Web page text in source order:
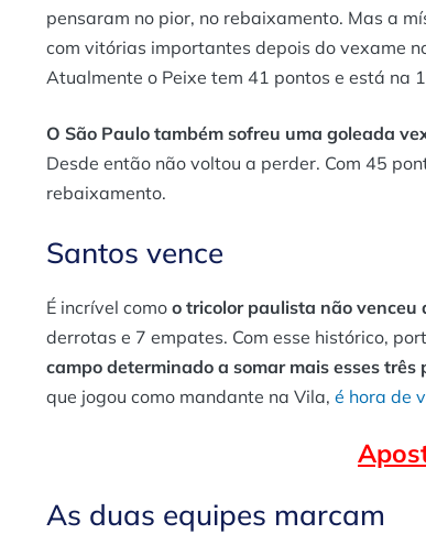
pensaram no pior, no rebaixamento. Mas a
com vitórias importantes depois do vexame
Atualmente o Peixe tem 41 pontos e está na
O São Paulo também sofreu uma goleada
Desde então não voltou a perder. Com 45
rebaixamento.
Santos vence
É incrível como o tricolor paulista não
derrotas e 7 empates. Com esse histórico,
campo determinado a somar mais esses três
que jogou como mandante na Vila, é hora de
As duas equipes marcam